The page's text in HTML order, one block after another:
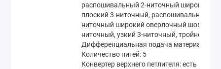
распошивальный 2-ниточный широкий,
плоский 3-ниточный, распошивальный
ниточный широкий оверлочный шов,
ниточный, узкий 3-ниточный, тройной
Дифференциальная подача материала:
Количество нитей: 5
Конвертер верхнего петлителя:есть